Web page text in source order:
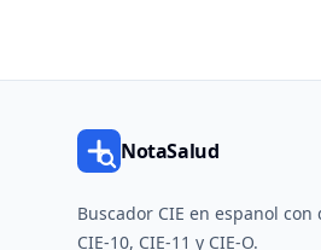
NotaSalud
Buscador CIE en espanol
CIE-10, CIE-11 y CIE-O.